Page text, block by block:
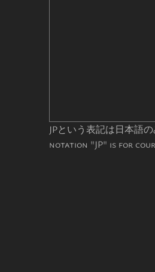
JPという表記は日本語
notation "JP" is for